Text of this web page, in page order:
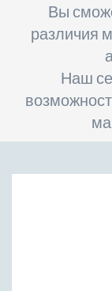
Вы
различия
Наш